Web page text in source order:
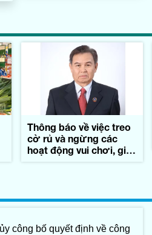
Thông báo về việc treo
cờ rủ và ngừng các
hoạt động vui chơi, giải
vi-hản, Chủ tịch Quốc
công bố quyết định về công